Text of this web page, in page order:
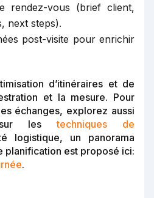
rendez-vous (brief client,
next steps).
post-visite pour enrichir
d’itinéraires et de
et la mesure. Pour
échanges, explorez aussi
sur lestechniques de
logistique, un panorama
planification est proposé ici:
.